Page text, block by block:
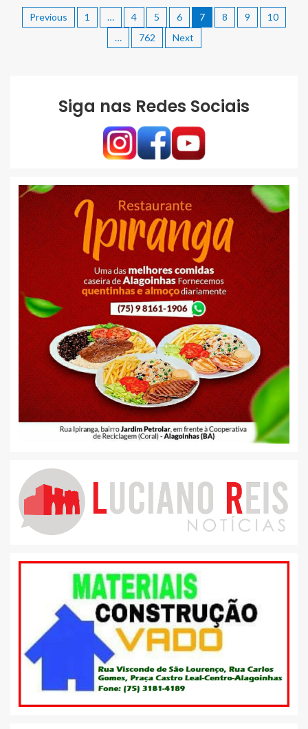
Previous 1 … 4 5 6 7 8 9
10
…
762 Next
Siga nas Redes Sociais